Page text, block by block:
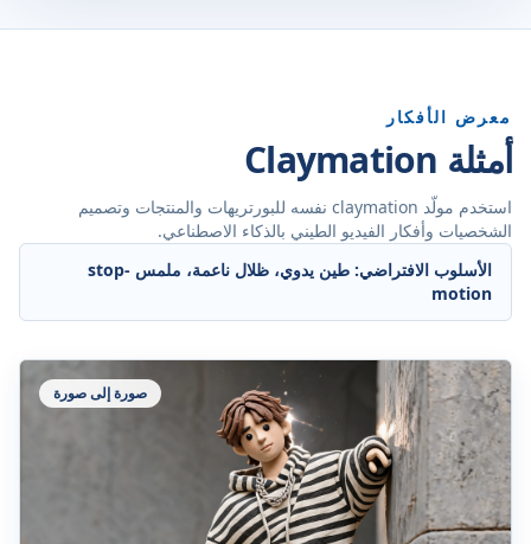
معرض الأفكار
أمثلة Claymation
استخدم مولّد claymation نفسه للبورتريهات والمنتجات وتصميم
الشخصيات وأفكار الفيديو الطيني بالذكاء الاصطناعي.
الأسلوب الافتراضي: طين يدوي، ظلال ناعمة، ملمس stop-
motion
صورة إلى صورة